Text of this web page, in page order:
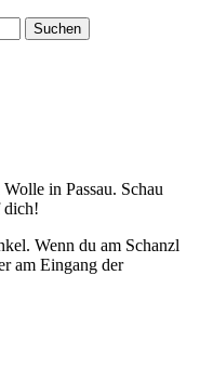
Suchen
in Passau. Schau
dich!
Wenn du am Schanzl
am Eingang der